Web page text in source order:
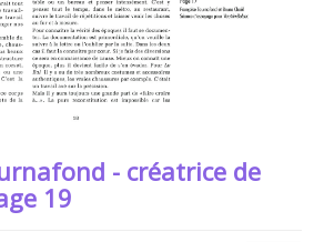
- créatrice de
19